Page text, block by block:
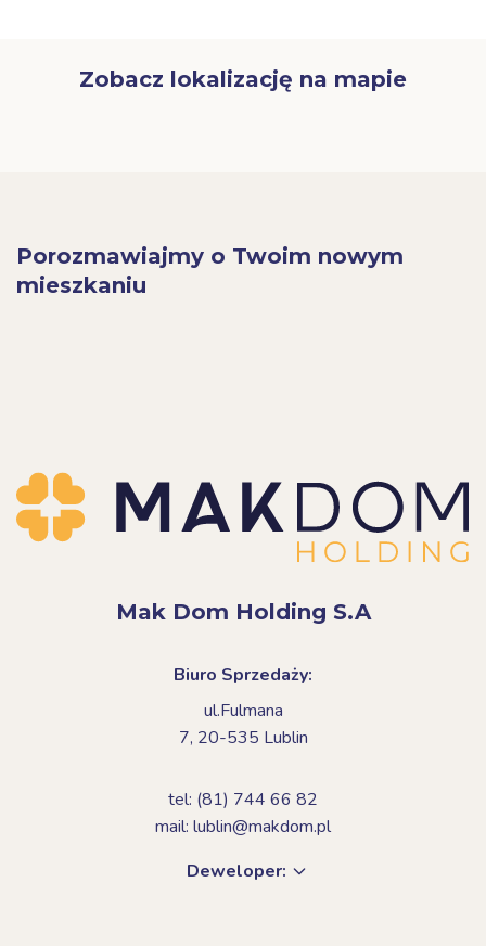
Zobacz lokalizację na mapie
Porozmawiajmy o Twoim nowym
mieszkaniu
Mak Dom Holding S.A
Biuro Sprzedaży:
ul.Fulmana
7, 20-535 Lublin
tel: (81) 744 66 82
mail: lublin@makdom.pl
Deweloper: